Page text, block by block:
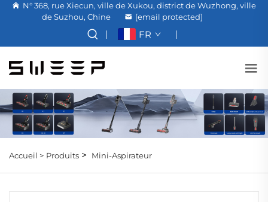
N° 368, rue Xiecun, ville de Xukou, district de Wuzhong, ville
de Suzhou, Chine
[email protected]
FR
Accueil > Produits > Mini-Aspirateur